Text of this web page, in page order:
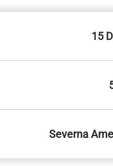
15
Severna